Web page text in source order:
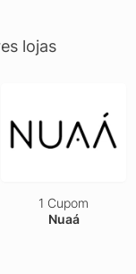
lojas
1 Cupom
Nuaá